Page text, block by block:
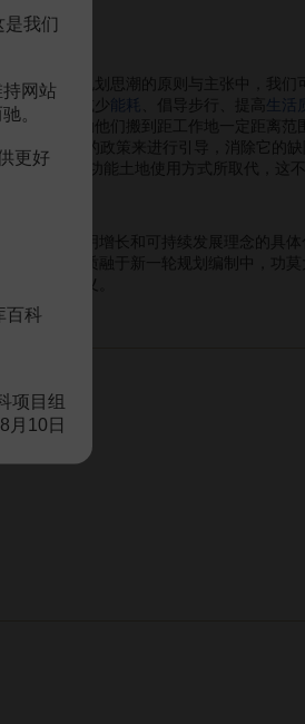
美国新规划思潮的原则与主张中，我们
并且它是减少 能耗 、倡导步行、提高 生活
补贴
来鼓励他们搬到距工作地一定距离范
作地居住”的政策来进行引导，消除它的
形式单一功能土地使用方式所取代，这
式是聪明增长和可持续发展理念的具体
其精神实质融于新一轮规划编制中，功莫
有重要意义。
我们
网站
。
更好
百科
项目组
月10日